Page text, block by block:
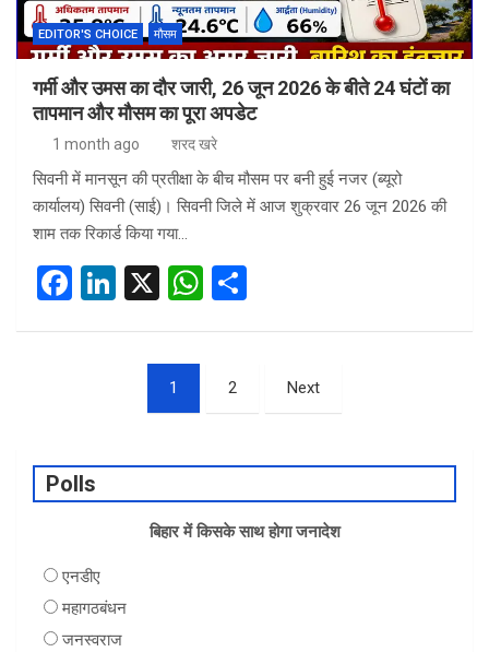
EDITOR'S CHOICE मौसम
गर्मी और उमस का दौर जारी, 26 जून 2026 के बीते 24 घंटों का
तापमान और मौसम का पूरा अपडेट
1 month ago शरद खरे
सिवनी में मानसून की प्रतीक्षा के बीच मौसम पर बनी हुई नजर (ब्यूरो
कार्यालय) सिवनी (साई)। सिवनी जिले में आज शुक्रवार 26 जून 2026 की
शाम तक रिकार्ड किया गया…
F
o
k
Li
ke
X
W
A
p
p
1 2 Next
Polls
बिहार में किसके साथ होगा जनादेश
एनडीए
महागठबंधन
जनस्वराज